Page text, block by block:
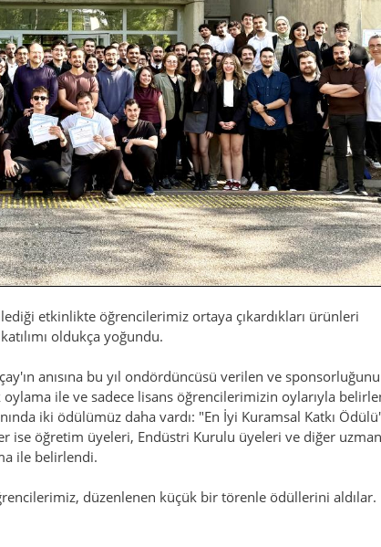
etkinlikte öğrencilerimiz ortaya çıkardıkları ürünleri
oldukça yoğundu.
anısına bu yıl ondördüncüsü verilen ve
ile ve sadece lisans öğrencilerimizin oylarıyla
iki ödülümüz daha vardı: "En İyi Kuramsal Katkı
ise öğretim üyeleri, Endüstri Kurulu üyeleri ve diğer uzman
ile belirlendi.
düzenlenen küçük bir törenle ödüllerini aldılar.